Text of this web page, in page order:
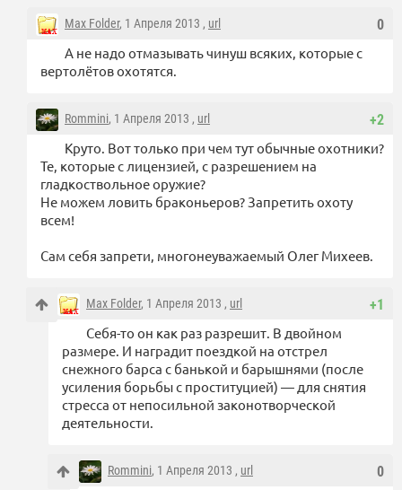
0
Max Folder, 1 Апреля 2013 , url
А не надо отмазывать чинуш всяких, которые с
вертолётов охотятся.
+2
Rommini, 1 Апреля 2013 , url
Круто. Вот только при чем тут обычные охотники?
Те, которые с лицензией, с разрешением на
гладкоствольное оружие?
Не можем ловить браконьеров? Запретить охоту
всем!
Сам себя запрети, многонеуважаемый Олег Михеев.
+1
Max Folder, 1 Апреля 2013 , url
Себя-то он как раз разрешит. В двойном
размере. И наградит поездкой на отстрел
снежного барса с банькой и барышнями (после
усиления борьбы с проституцией) — для снятия
стресса от непосильной законотворческой
деятельности.
0
Rommini, 1 Апреля 2013 , url